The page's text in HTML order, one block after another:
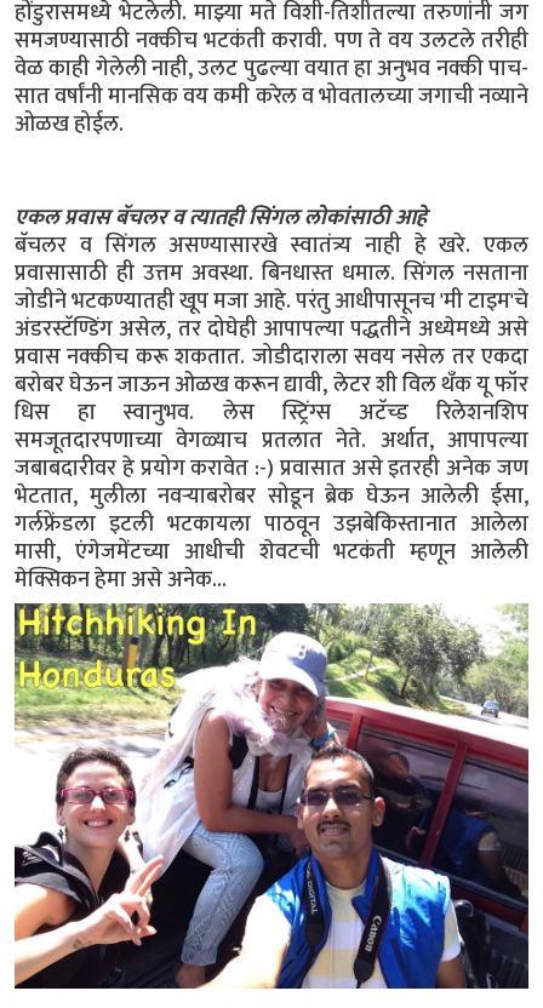
होंडुरासमध्ये भेटलेली. माझ्या मते विशी-तिशीतल्या तरुणांनी जग
समजण्यासाठी नक्कीच भटकंती करावी. पण ते वय उलटले तरीही
वेळ काही गेलेली नाही, उलट पुढल्या वयात हा अनुभव नक्की पाच-
सात वर्षांनी मानसिक वय कमी करेल व भोवतालच्या जगाची नव्याने
ओळख होईल.
एकल प्रवास बॅचलर व त्यातही सिंगल लोकांसाठी आहे
बॅचलर व सिंगल असण्यासारखे स्वातंत्र्य नाही हे खरे. एकल
प्रवासासाठी ही उत्तम अवस्था. बिनधास्त धमाल. सिंगल नसताना
जोडीने भटकण्यातही खूप मजा आहे. परंतु आधीपासूनच 'मी टाइम'चे
अंडरस्टॅण्डिंग असेल, तर दोघेही आपापल्या पद्धतीने अध्येमध्ये असे
प्रवास नक्कीच करू शकतात. जोडीदाराला सवय नसेल तर एकदा
बरोबर घेऊन जाऊन ओळख करून द्यावी, लेटर शी विल थँक यू फॉर
धिस हा स्वानुभव. लेस स्ट्रिंग्स अटॅच्ड रिलेशनशिप
समजूतदारपणाच्या वेगळ्याच प्रतलात नेते. अर्थात, आपापल्या
जबाबदारीवर हे प्रयोग करावेत :-) प्रवासात असे इतरही अनेक जण
भेटतात, मुलीला नवऱ्याबरोबर सोडून ब्रेक घेऊन आलेली ईसा,
गर्लफ्रेंडला इटली भटकायला पाठवून उझबेकिस्तानात आलेला
मासी, एंगेजमेंटच्या आधीची शेवटची भटकंती म्हणून आलेली
मेक्सिकन हेमा असे अनेक...